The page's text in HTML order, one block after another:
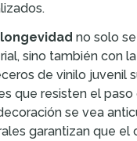
longevidad no solo
sino también con
de vinilo juvenil
que resisten el
se vea
garantizan que el